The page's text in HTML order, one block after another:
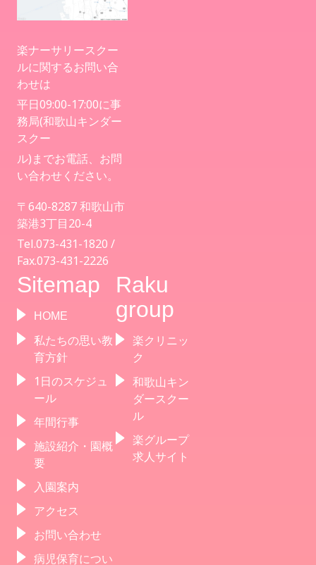
楽ナーサリースクー
ルに関するお問い合
わせは
平日09:00-17:00に事
務局(和歌山キンダー
スクー
ル)までお電話、お問
い合わせください。
〒640-8287 和歌山市
築港3丁目20-4
Tel.073-431-1820 /
Fax.073-431-2226
Sitemap
HOME
私たちの思い教
育方針
1日のスケジュ
ール
年間行事
施設紹介・園概
要
入園案内
アクセス
お問い合わせ
病児保育につい
Raku
group
楽クリニッ
ク
和歌山キン
ダースクー
ル
楽グループ
求人サイト